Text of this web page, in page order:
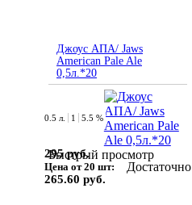
Джоус АПА/ Jaws
American Pale Ale
0,5л.*20
Быстрый просмотр
0.5 л. 1 5.5 %
295 руб.
Цена от 20 шт:
265.60 руб.
Достаточно